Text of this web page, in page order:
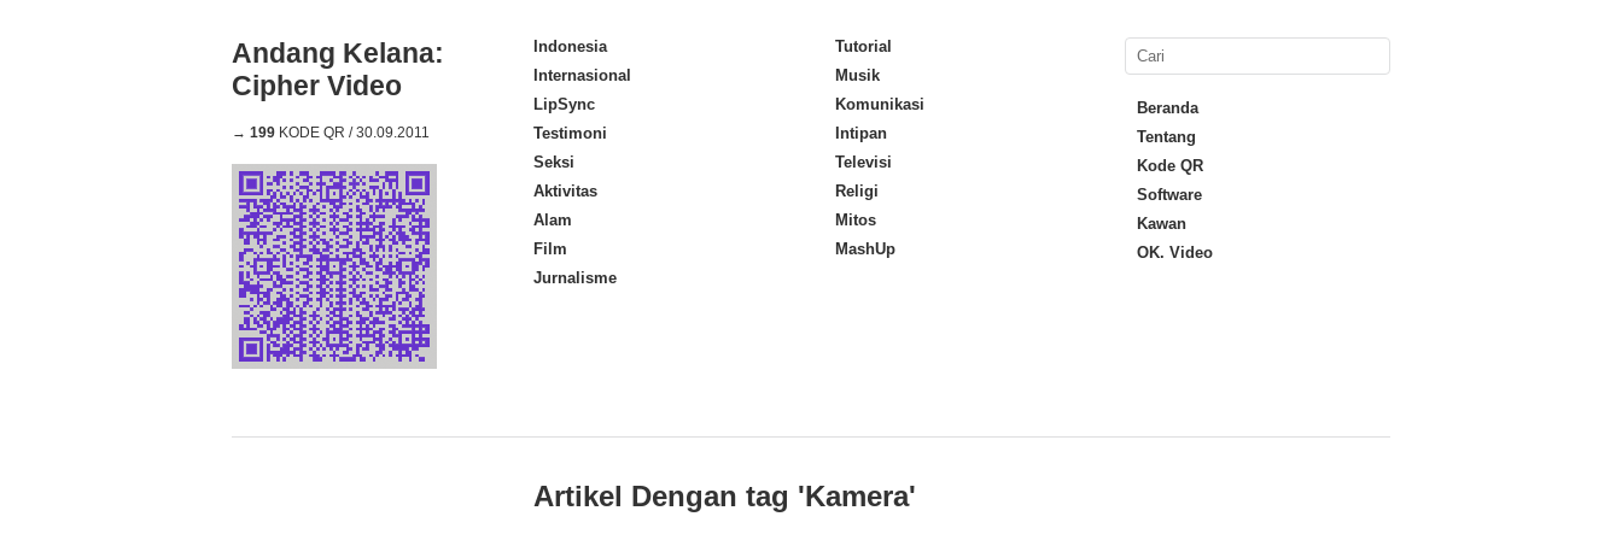
Andang Kelana:
Cipher Video
→ 199 KODE QR / 30.09.2011
Indonesia
Internasional
LipSync
Testimoni
Seksi
Aktivitas
Alam
Film
Jurnalisme
Tutorial
Musik
Komunikasi
Intipan
Televisi
Religi
Mitos
MashUp
Beranda
Tentang
Kode QR
Software
Kawan
OK. Video
Artikel Dengan tag 'Kamera'